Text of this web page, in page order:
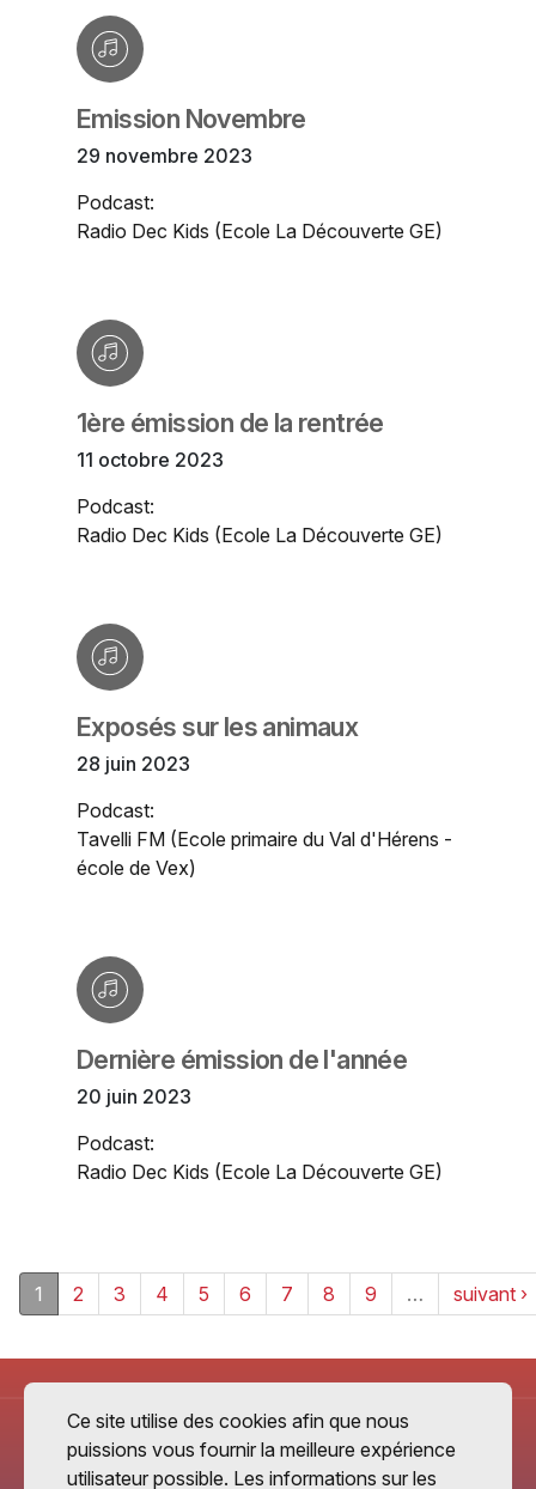
Emission Novembre
29 novembre 2023
Podcast:
Radio Dec Kids (Ecole La Découverte GE)
1ère émission de la rentrée
11 octobre 2023
Podcast:
Radio Dec Kids (Ecole La Découverte GE)
Exposés sur les animaux
28 juin 2023
Podcast:
Tavelli FM (Ecole primaire du Val d'Hérens -
école de Vex)
Dernière émission de l'année
20 juin 2023
Podcast:
Radio Dec Kids (Ecole La Découverte GE)
1 2 3 4 5 6 7 8 9 … suivant ›
Ce site utilise des cookies afin que nous
puissions vous fournir la meilleure expérience
utilisateur possible. Les informations sur les